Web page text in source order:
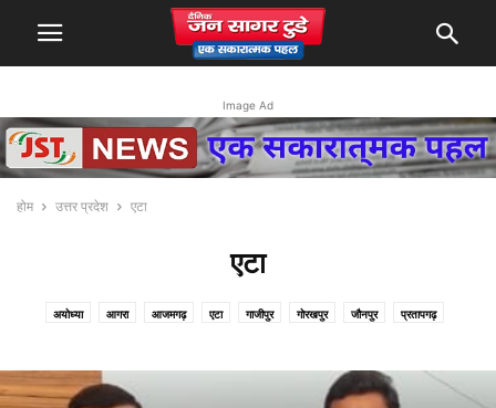
Image Ad
होम उत्तर प्रदेश एटा
एटा
अयोध्या आगरा आजमगढ़ एटा गाजीपुर गोरखपुर जौनपुर प्रतापगढ़
वाराणसी शामली सहारनपुर सुल्तानपुर हापुड़